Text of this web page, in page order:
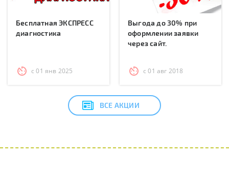
Бесплатная ЭКСПРЕСС
диагностика
с 01 янв 2025
Выгода до 30% при
оформлении заявки
через сайт.
с 01 авг 2018
ВСЕ АКЦИИ